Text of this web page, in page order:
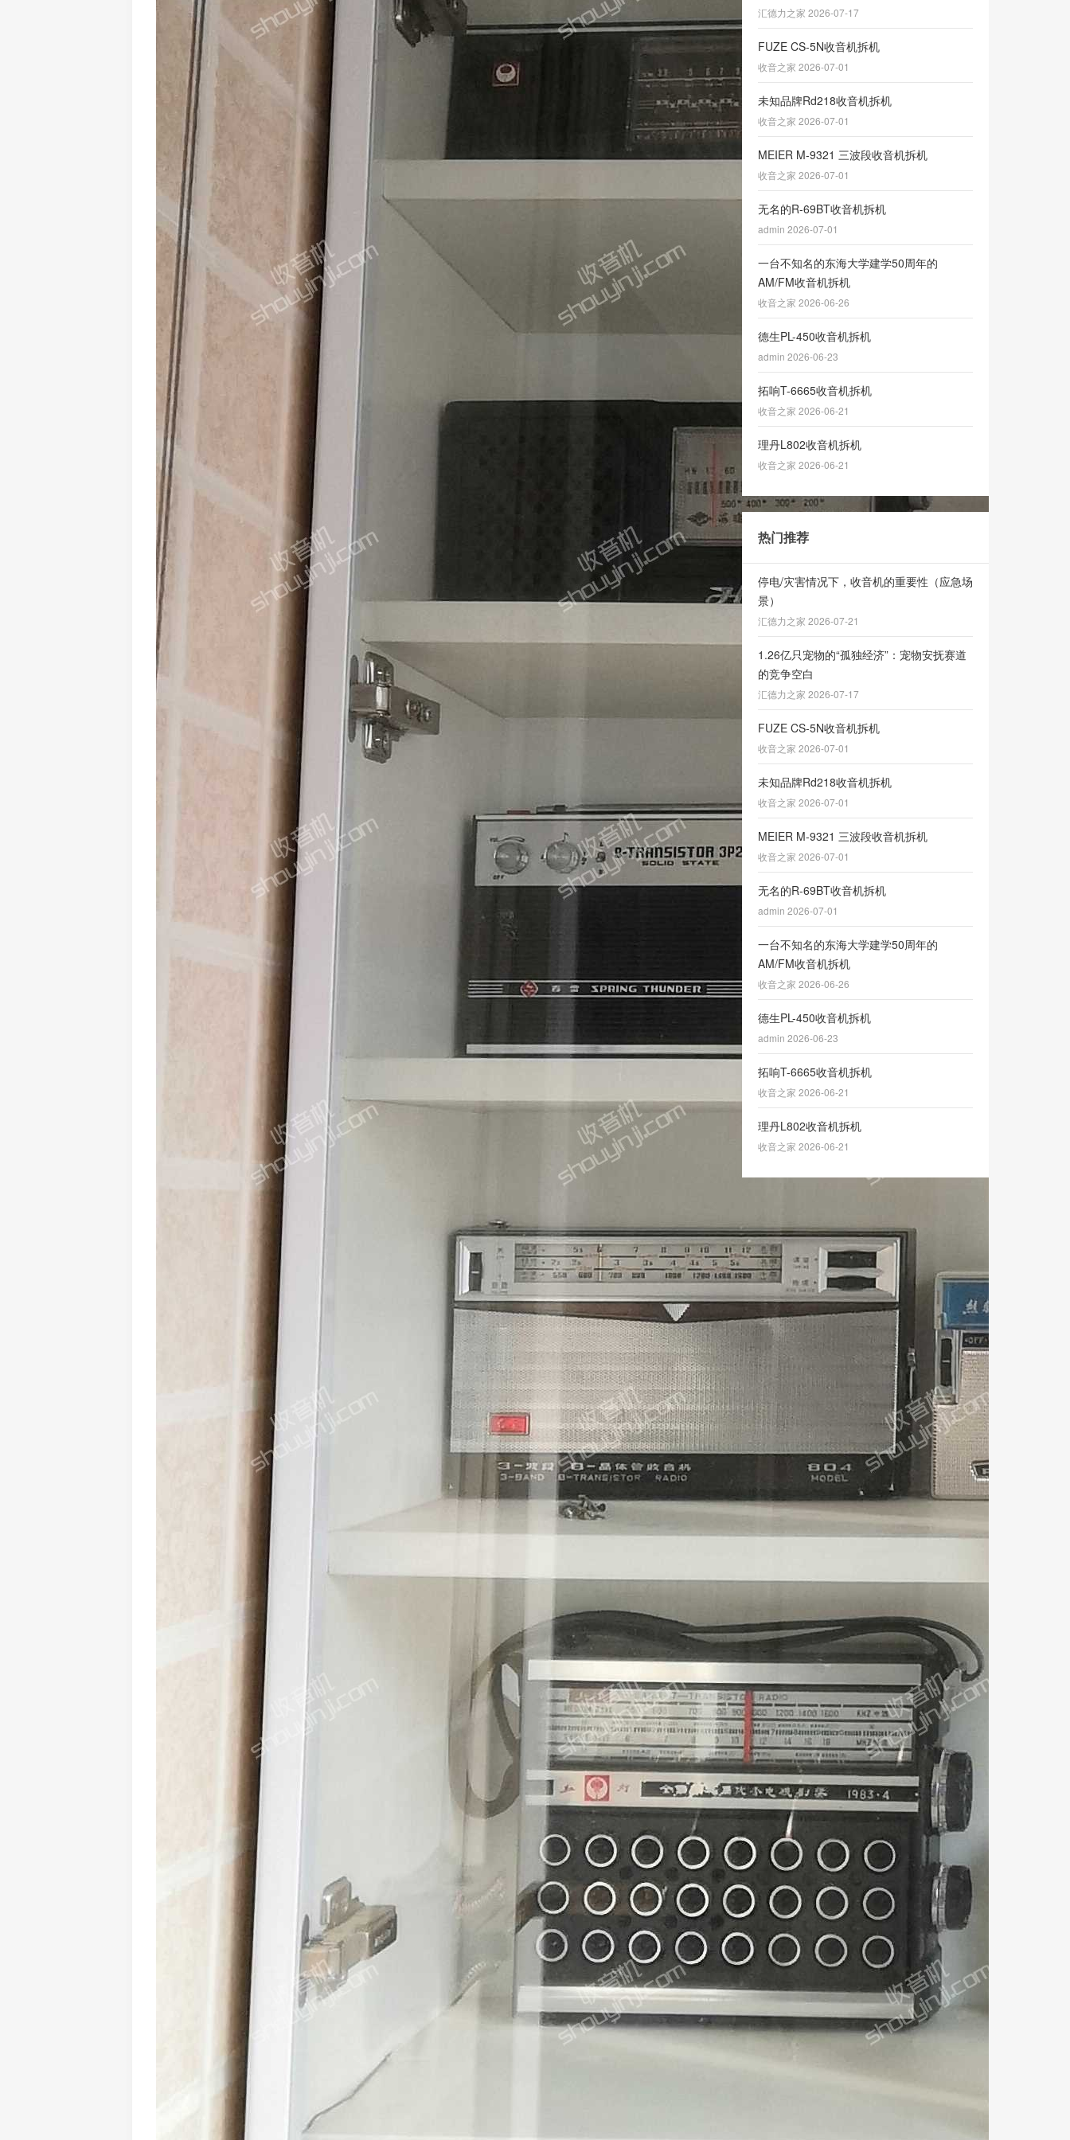
汇德力之家 2026-07-17
FUZE CS-5N收音机拆机
收音之家 2026-07-01
未知品牌Rd218收音机拆机
收音之家 2026-07-01
MEIER M-9321 三波段收音机拆机
收音之家 2026-07-01
无名的R-69BT收音机拆机
admin 2026-07-01
一台不知名的东海大学建学50周年的
AM/FM收音机拆机
收音之家 2026-06-26
德生PL-450收音机拆机
admin 2026-06-23
拓响T-6665收音机拆机
收音之家 2026-06-21
理丹L802收音机拆机
收音之家 2026-06-21
热门推荐
停电/灾害情况下，收音机的重要性（应急场
景）
汇德力之家 2026-07-21
1.26亿只宠物的“孤独经济”：宠物安抚赛道
的竞争空白
汇德力之家 2026-07-17
FUZE CS-5N收音机拆机
收音之家 2026-07-01
未知品牌Rd218收音机拆机
收音之家 2026-07-01
MEIER M-9321 三波段收音机拆机
收音之家 2026-07-01
无名的R-69BT收音机拆机
admin 2026-07-01
一台不知名的东海大学建学50周年的
AM/FM收音机拆机
收音之家 2026-06-26
德生PL-450收音机拆机
admin 2026-06-23
拓响T-6665收音机拆机
收音之家 2026-06-21
理丹L802收音机拆机
收音之家 2026-06-21